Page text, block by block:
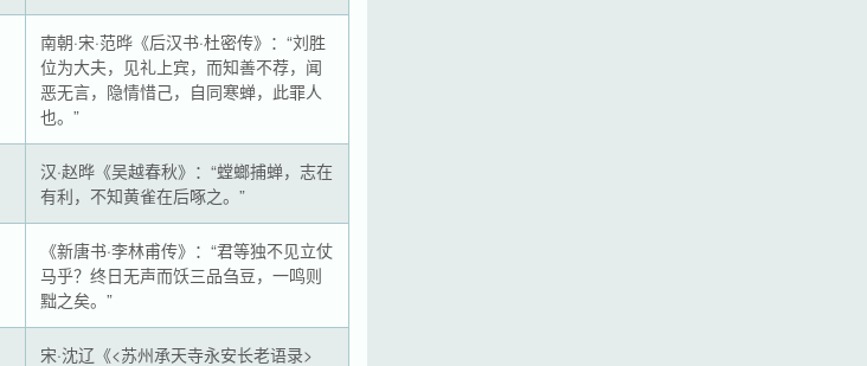
南朝·宋·范晔《后汉书·杜密传》：“刘胜
位为大夫，见礼上宾，而知善不荐，闻
恶无言，隐情惜己，自同寒蝉，此罪人
也。”
汉·赵晔《吴越春秋》：“螳螂捕蝉，志在
有利，不知黄雀在后啄之。”
《新唐书·李林甫传》：“君等独不见立仗
马乎？终日无声而饫三品刍豆，一鸣则
黜之矣。”
宋·沈辽《<苏州承天寺永安长老语录>